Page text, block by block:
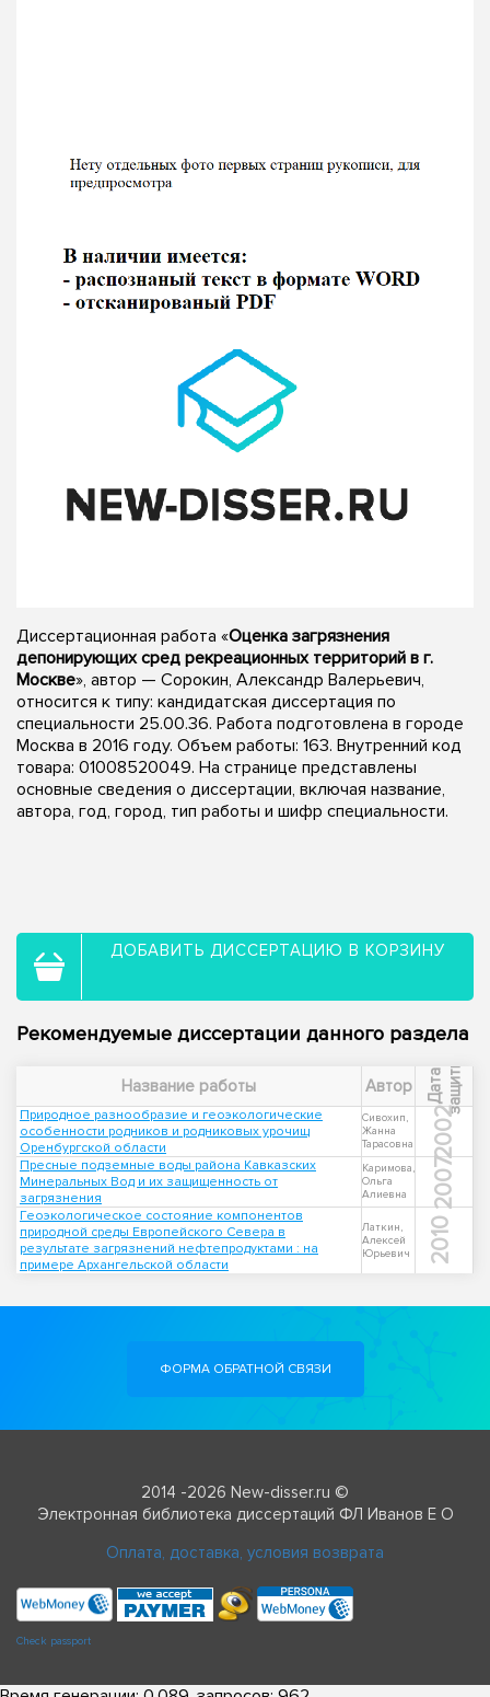
Диссертационная работа «Оценка загрязнения
депонирующих сред рекреационных территорий в г.
Москве», автор — Сорокин, Александр Валерьевич,
относится к типу: кандидатская диссертация по
специальности 25.00.36. Работа подготовлена в городе
Москва в 2016 году. Объем работы: 163. Внутренний код
товара: 01008520049. На странице представлены
основные сведения о диссертации, включая название,
автора, год, город, тип работы и шифр специальности.
ДОБАВИТЬ ДИССЕРТАЦИЮ В КОРЗИНУ
Рекомендуемые диссертации данного раздела
Название работы Автор Д
а
т
а
з
а
щ
и
т ы
Природное разнообразие и геоэкологические
особенности родников и родниковых урочищ
Оренбургской области
Сивохип,
Жанна
Тарасовна
2002
Пресные подземные воды района Кавказских
Минеральных Вод и их защищенность от
загрязнения
Каримова,
Ольга
Алиевна
2007
Геоэкологическое состояние компонентов
природной среды Европейского Севера в
результате загрязнений нефтепродуктами : на
примере Архангельской области
Латкин,
Алексей
Юрьевич
2010
ФОРМА ОБРАТНОЙ СВЯЗИ
2014 -2026 New-disser.ru ©
Электронная библиотека диссертаций ФЛ Иванов Е О
Оплата, доставка, условия возврата
Check passport